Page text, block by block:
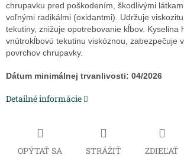
chrupavku pred poškodením, škodlivými
voľnými radikálmi (oxidantmi). Udržuje
tekutiny, znižuje opotrebovanie kĺbov. Kyselina
vnútrokĺbovú tekutinu viskóznou, zabezpečuje
povrchov chrupavky.
Dátum minimálnej trvanlivosti: 04/2026
Detailné informácie
OPÝTAŤ SA STRÁŽIŤ ZDIEĽAŤ